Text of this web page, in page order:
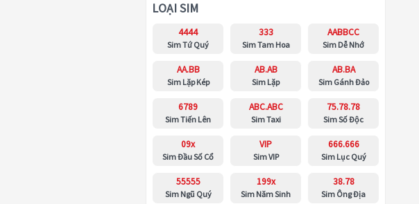
LOẠI SIM
4444
Sim Tứ Quý
333
Sim Tam Hoa
AABBCC
Sim Dễ Nhớ
AA.BB
Sim Lặp Kép
AB.AB
Sim Lặp
AB.BA
Sim Gánh Đảo
6789
Sim Tiến Lên
ABC.ABC
Sim Taxi
75.78.78
Sim Số Độc
09x
Sim Đầu Số Cổ
VIP
Sim VIP
666.666
Sim Lục Quý
55555
Sim Ngũ Quý
199x
Sim Năm Sinh
38.78
Sim Ông Địa